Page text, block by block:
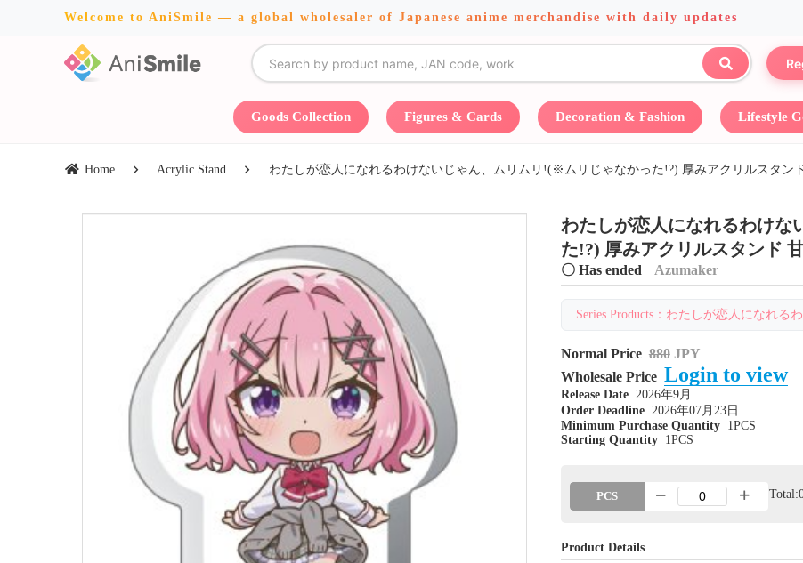
Welcome to AniSmile — a global wholesaler of Japanese anime merchandise with daily updates
Goods Collection Figures & Cards Decoration & Fashion Lifestyle
Home Acrylic Stand わたしが恋人になれるわけないじゃん、ムリムリ!(※ムリじゃなかった!?) 厚みアクリルスタン
わたしが恋人になれるわけ
た!?) 厚みアクリルスタンド
〇 Has ended Azumaker
Series Products：わたしが恋人になれ
Normal Price 880 JPY
Wholesale Price Login to view
Release Date 2026年9月
Order Deadline 2026年07月23日
Minimum Purchase Quantity
1PCS
Starting Quantity
1PCS
PCS
Product Details